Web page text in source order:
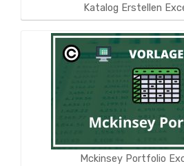
Katalog Erstellen
Mckinsey Portfolio